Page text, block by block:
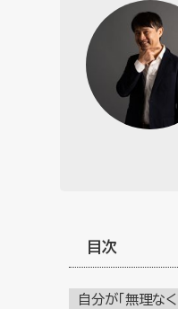
目次
自分が「無理な